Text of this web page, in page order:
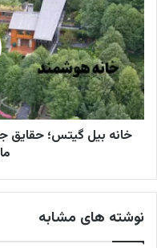
د
خانه بیل گیتس؛ حقایق
نوشته های مشابه